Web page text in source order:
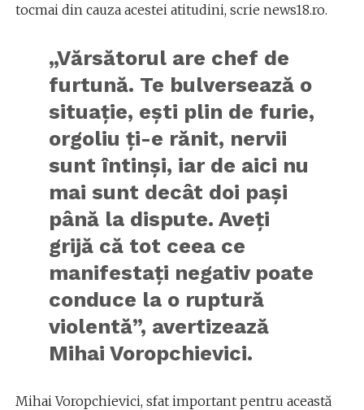
tocmai din cauza acestei atitudini, scrie news18.ro.
„Vărsătorul are chef de
furtună. Te bulversează o
situaţie, eşti plin de furie,
orgoliu ţi-e rănit, nervii
sunt întinşi, iar de aici nu
mai sunt decât doi paşi
până la dispute. Aveţi
grijă că tot ceea ce
manifestaţi negativ poate
conduce la o ruptură
violentă”, avertizează
Mihai Voropchievici.
Mihai Voropchievici, sfat important pentru această